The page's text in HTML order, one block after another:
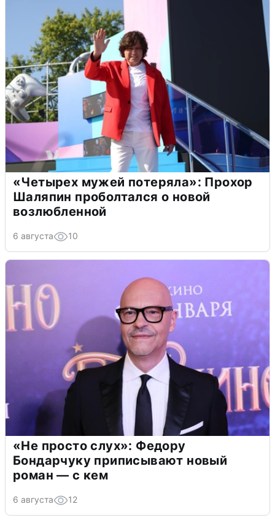
«Четырех мужей потеряла»: Прохор
Шаляпин проболтался о новой
возлюбленной
6 августа 10
«Не просто слух»: Федору
Бондарчуку приписывают новый
роман — с кем
6 августа 12